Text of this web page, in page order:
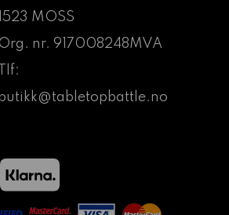
1523 MOSS
Org. nr. 917008248MVA
Tlf:
butikk@tabletopbattle.no